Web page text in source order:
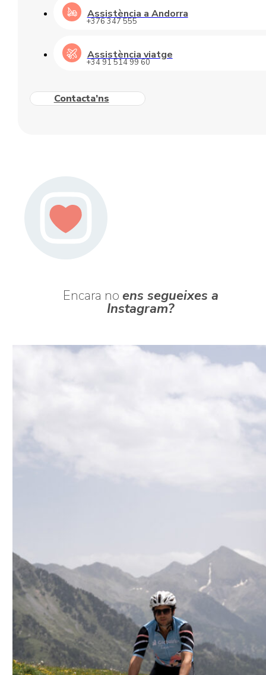
Assistència a Andorra
+376 347 555
Assistència viatge
+34 91 514 99 60
Contacta’ns
Encara no ens segueixes a
Instagram?